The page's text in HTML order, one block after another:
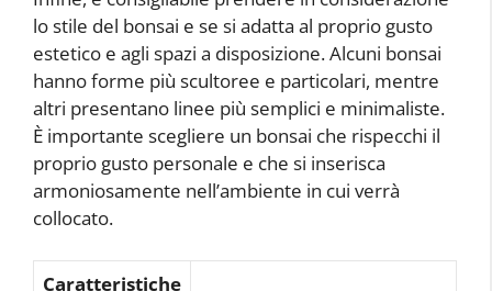
lo stile del bonsai e se si adatta al proprio gusto
estetico e agli spazi a disposizione. Alcuni bonsai
hanno forme più scultoree e particolari, mentre
altri presentano linee più semplici e minimaliste.
È importante scegliere un bonsai che rispecchi il
proprio gusto personale e che si inserisca
armoniosamente nell’ambiente in cui verrà
collocato.
Caratteristiche